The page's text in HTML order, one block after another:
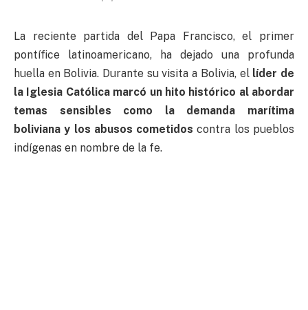
La reciente partida del Papa Francisco, el primer
pontífice latinoamericano, ha dejado una profunda
huella en Bolivia. Durante su visita a Bolivia, el líder de
la Iglesia Católica marcó un hito histórico al abordar
temas sensibles como la demanda marítima
boliviana y los abusos cometidos contra los pueblos
indígenas en nombre de la fe.